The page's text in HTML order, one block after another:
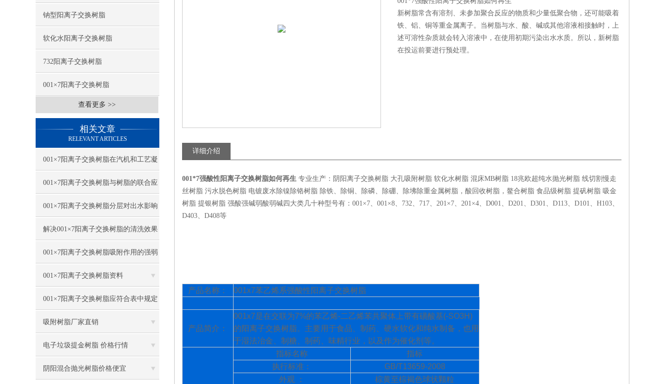
钠型阳离子交换树脂
软化水阳离子交换树脂
732阳离子交换树脂
001×7阳离子交换树脂
查看更多 >>
相关文章
RELEVANT ARTICLES
001×7阳离子交换树脂在汽机和工艺凝
结水精处理中的应用
001×7阳离子交换树脂与树脂的联合应
用
001×7阳离子交换树脂分层对出水影响
与因素
解决001×7阳离子交换树脂的清洗效果
不好的问题
001×7阳离子交换树脂吸附作用的强弱
程度
001×7阳离子交换树脂资料
001×7阳离子交换树脂应符合表中规定
的各项技术指标
吸附树脂厂家直销
电子垃圾提金树脂 价格行情
阴阳混合抛光树脂价格便宜
新树脂常含有溶剂、未参加聚合反应的物质和少量低聚合物，还可能吸着
铁、铝、铜等重金属离子。当树脂与水、酸、碱或其他溶液相接触时，上
述可溶性杂质就会转入溶液中，在使用初期污染出水水质。所以，新树脂
在投运前要进行预处理。
详细介绍
001*7强酸性阳离子交换树脂如何再生 专业生产：阴阳离子交换树脂 大孔吸附树脂 软化水树脂 混床MB树脂 18兆欧超纯水抛光树脂 线切割慢走
丝树脂 污水脱色树脂 电镀废水除镍除铬树脂 除铁、除铜、除磷、除硼、除坲除重金属树脂，酸回收树脂，鳌合树脂 食品级树脂 提矾树脂 吸金
树脂 提银树脂 强酸强碱弱酸弱碱四大类几十种型号有：001×7、001×8、732、717、201×7、201×4、D001、D201、D301、D113、D101、H103、
D403、D408等
产品名称： 001x7苯乙烯系强酸性阳离子交换树脂
产品简介：
001x7是在交联为7%的苯乙烯-二乙烯苯共聚体上带有磺酸基(-SO3H)
的阳离子交换树脂。主要用于食品、制药、硬水软化和纯水制备，也用
于湿法冶金、制糖、制药、味精行业，以及作为催化剂等。
指标名称
指标
执行标准：
GB/T13659-2008
外观
：
棕黄至棕褐色球状颗粒